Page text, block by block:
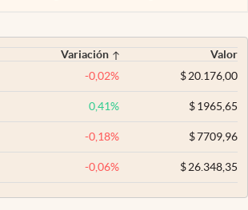
Variación
Valor
-0,02% $20.176,00
0,41% $1965,65
-0,18% $7709,96
-0,06% $26.348,35